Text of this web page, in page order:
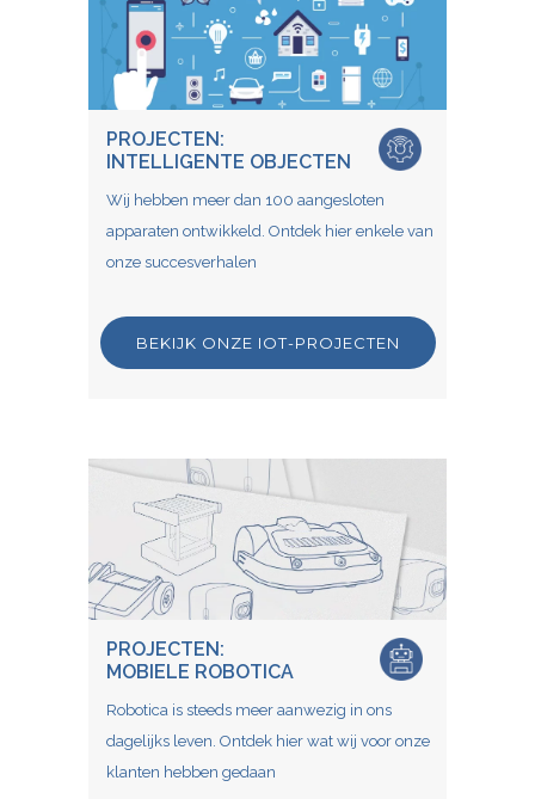
PROJECTEN:
INTELLIGENTE OBJECTEN
Wij hebben meer dan 100 aangesloten
apparaten ontwikkeld. Ontdek hier enkele van
onze succesverhalen
BEKIJK ONZE IOT-PROJECTEN
PROJECTEN:
MOBIELE ROBOTICA
Robotica is steeds meer aanwezig in ons
dagelijks leven. Ontdek hier wat wij voor onze
klanten hebben gedaan